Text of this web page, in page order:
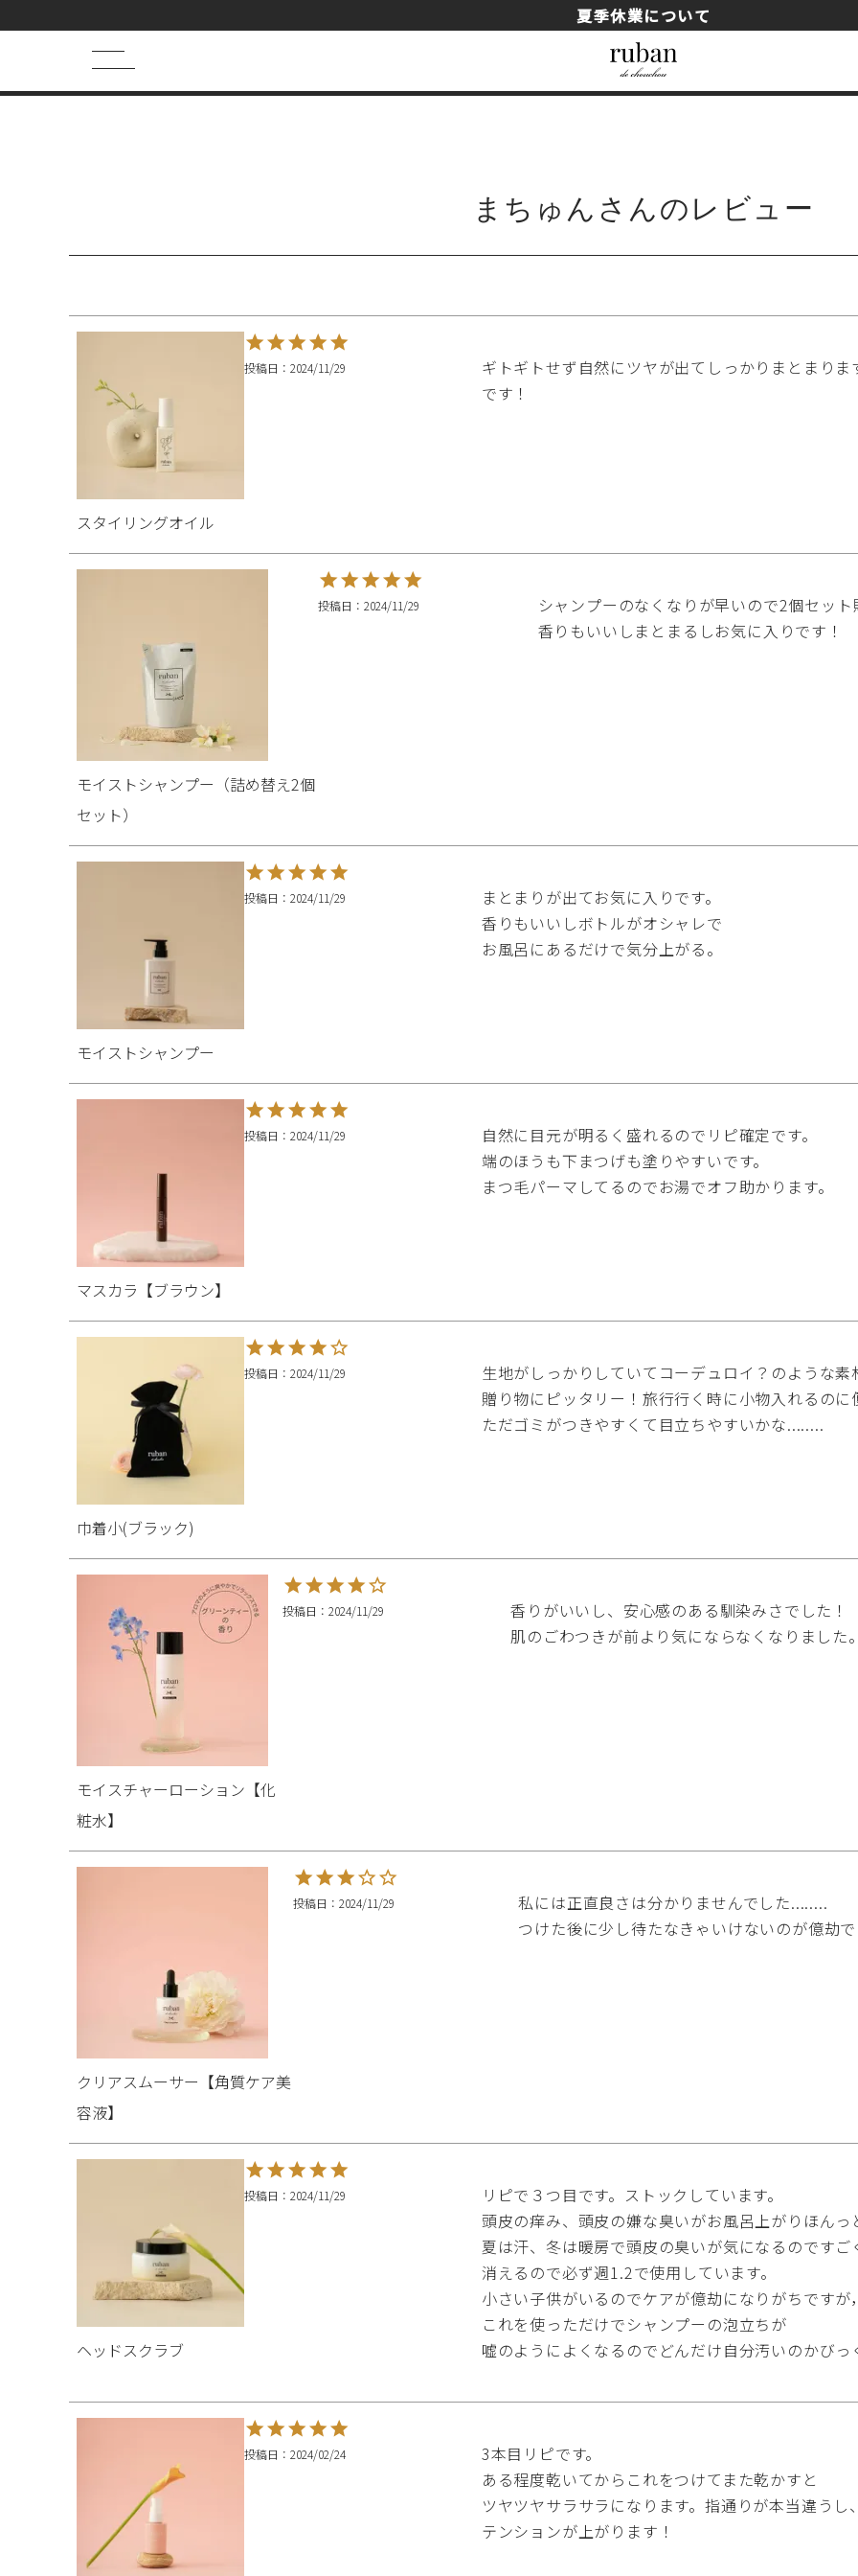
夏季休業について
詰め替え用まちゅんさんのレビュー
スタイリングオイル
投稿日 2024/11/29
ギトギトせず自然にツヤが出てしっかりまとまり
です！
モイストシャンプー（詰め替え2個
セット）
投稿日 2024/11/29
シャンプーのなくなりが早いので2個セッ
香りもいいしまとまるしお気に入りです！
モイストシャンプー
投稿日 2024/11/29
まとまりが出てお気に入りです。
香りもいいしボトルがオシャレで
お風呂にあるだけで気分上がる。
マスカラ【ブラウン】
投稿日 2024/11/29
自然に目元が明るく盛れるのでリピ確定です。
端のほうも下まつげも塗りやすいです。
まつ毛パーマしてるのでお湯でオフ助かります。
巾着小(ブラック)
投稿日 2024/11/29
生地がしっかりしていてコーデュロイ？のような素
贈り物にピッタリー！旅行行く時に小物入れるの
ただゴミがつきやすくて目立ちやすいかな........
モイスチャーローション【化
粧水】
投稿日 2024/11/29
香りがいいし、安心感のある馴染みさでした！
肌のごわつきが前より気にならなくなりました
クリアスムーサー【角質ケア美
容液】
投稿日 2024/11/29
私には正直良さは分かりませんでした........
つけた後に少し待たなきゃいけないのが億劫
ヘッドスクラブ
投稿日 2024/11/29
リピで３つ目です。ストックしています。
頭皮の痒み、頭皮の嫌な臭いがお風呂上がりほんっ
夏は汗、冬は暖房で頭皮の臭いが気になるのです
消えるので必ず週1.2で使用しています。
小さい子供がいるのでケアが億劫になりがちです
これを使っただけでシャンプーの泡立ちが
嘘のようによくなるのでどんだけ自分汚いのかびっ
投稿日 2024/02/24
3本目リピです。
ある程度乾いてからこれをつけてまた乾かすと
ツヤツヤサラサラになります。指通りが本当違う
テンションが上がります！